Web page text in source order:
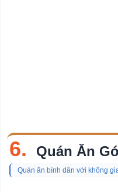
6. Quán Ăn
Quán ăn bình dân với không